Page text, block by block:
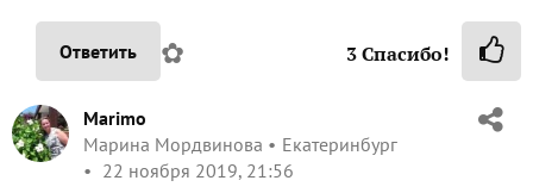
Ответить ✿ 3Спасибо!
Marimo
Марина Мордвинова
Екатеринбург
22 ноября 2019, 21:56